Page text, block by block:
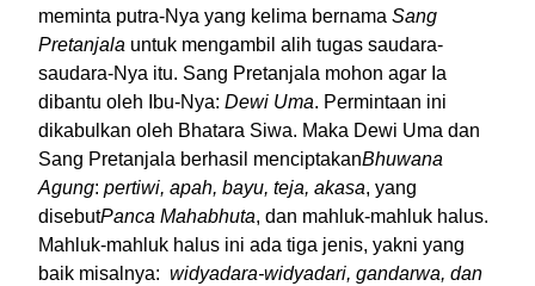
meminta putra-Nya yang kelima bernama Sang
Pretanjala untuk mengambil alih tugas saudara-
saudara-Nya itu. Sang Pretanjala mohon agar Ia
dibantu oleh Ibu-Nya: Dewi Uma. Permintaan ini
dikabulkan oleh Bhatara Siwa. Maka Dewi Uma dan
Sang Pretanjala berhasil menciptakanBhuwana
Agung: pertiwi, apah, bayu, teja, akasa, yang
disebutPanca Mahabhuta, dan mahluk-mahluk halus.
Mahluk-mahluk halus ini ada tiga jenis, yakni yang
baik misalnya: widyadara-widyadari, gandarwa, dan